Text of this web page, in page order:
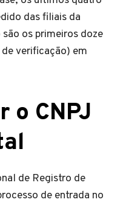
das filiais da
os primeiros doze
verificação) em
o CNPJ
de Registro de
de entrada no